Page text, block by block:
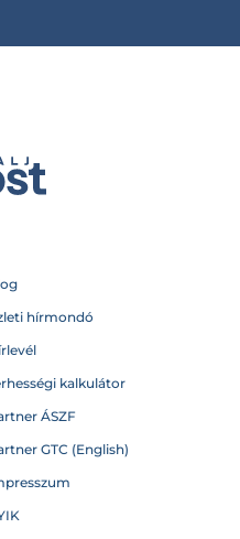
hírmondó
kalkulátor
ÁSZF
GTC (English)